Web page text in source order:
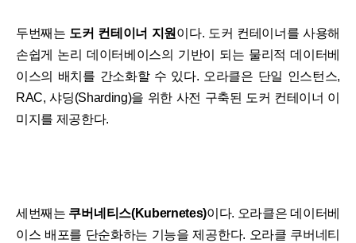
두번째는 도커 컨테이너 지원 이다. 도커 컨테이너를 사용해
손쉽게 논리 데이터베이스의 기반이 되는 물리적 데이터베
이스의 배치를 간소화할 수 있다. 오라클은 단일 인스턴스,
RAC, 샤딩(Sharding)을 위한 사전 구축된 도커 컨테이너 이
미지를 제공한다.
세번째는 쿠버네티스(Kubernetes)이다. 오라클은 데이터베
이스 배포를 단순화하는 기능을 제공한다. 오라클 쿠버네티